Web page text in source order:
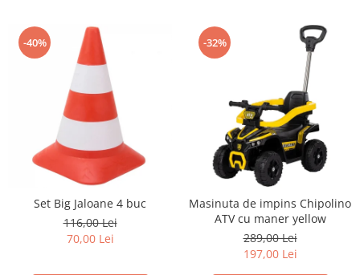
Majorette
Marionette
MillaMinis
Noris
Paint Art
Pilsan
-40%
Set Big Jaloane 4 buc
116,00 Lei
70,00 Lei
-32%
Masinuta de impins Chipolino
ATV cu maner yellow
289,00 Lei
197,00 Lei